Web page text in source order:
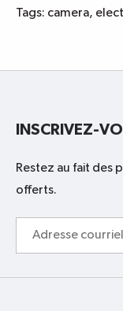
Tags: camera,
INSCRIVEZ-
Restez au fait des
offerts.